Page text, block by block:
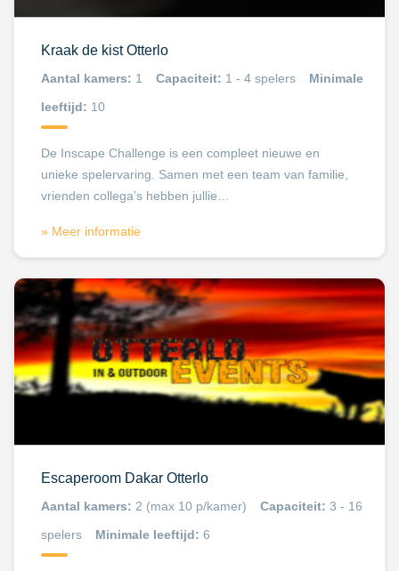
Escaperoom Dakar Otterlo
Aantal kamers: 2 (max 10 p/kamer) Capaciteit: 3 - 16
spelers
Minimale leeftijd: 6
Kraak de kist Otterlo
Aantal kamers: 1 Capaciteit: 1 - 4 spelers
Minimale
leeftijd: 10
De Inscape Challenge is een compleet nieuwe en
unieke spelervaring. Samen met een team van familie,
vrienden collega’s hebben jullie…
» Meer informatie